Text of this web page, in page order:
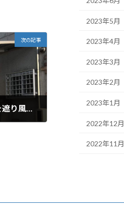
次の記事
テラス屋根 ～外部からの視線を遮り風通しを良くする～
2023年5月
2023年4月
2023年3月
2023年2月
2023年1月
2022年12月
2022年11月